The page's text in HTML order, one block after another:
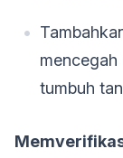
tumbuh